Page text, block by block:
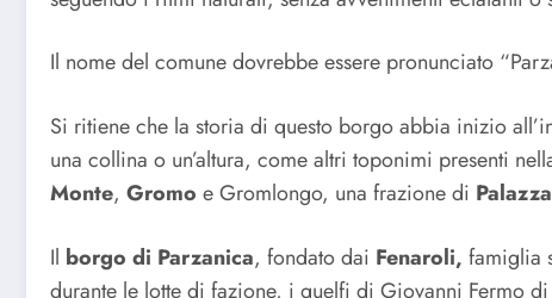
Il nome del comune dovrebbe essere pronunciato
Si ritiene che la storia di questo borgo abbia inizio
una collina o un’altura, come altri toponimi presenti
Monte, Gromo e Gromlongo, una frazione di
Il borgo di Parzanica, fondato dai Fenaroli, famiglia
durante le lotte di fazione, i guelfi di Giovanni Fermo